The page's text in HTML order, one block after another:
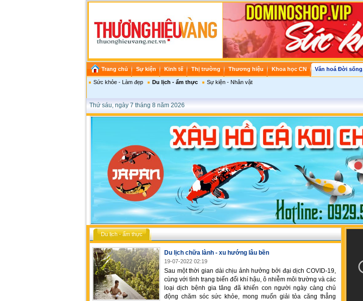
Trang chủ Sự kiện Kinh tế Thị trường Thương hiệu Khoa học CN Văn hoá Đời sống
Sức khỏe - Làm đẹp Du lịch - ẩm thực Sự kiện - Nhân vật
Thứ sáu, ngày 7 tháng 8 năm 2026
Du lịch - ẩm thực
Du lịch chữa lành - xu hướng lâu bền
19-07-2022 02:19
Sau một thời gian dài chịu ảnh hưởng bởi đại dịch COVID-19,
cùng với tình trạng biến đổi khí hậu, ô nhiễm môi trường và các
loại dịch bệnh gia tăng đã khiến con người ngày càng chủ
động chăm sóc sức khỏe, mong muốn giải tỏa căng thẳng